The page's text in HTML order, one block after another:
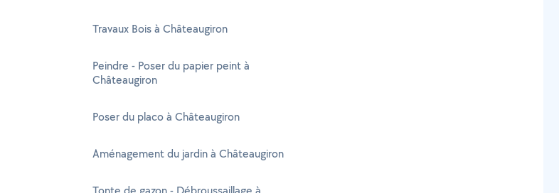
Travaux Bois à Châteaugiron
Peindre - Poser du papier peint à
Châteaugiron
Poser du placo à Châteaugiron
Aménagement du jardin à Châteaugiron